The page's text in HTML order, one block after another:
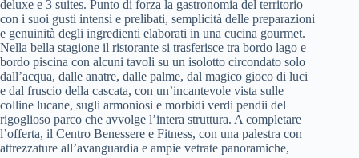
deluxe e 3 suites. Punto di forza la gastronomia del territorio
con i suoi gusti intensi e prelibati, semplicità delle preparazioni
e genuinità degli ingredienti elaborati in una cucina gourmet.
Nella bella stagione il ristorante si trasferisce tra bordo lago e
bordo piscina con alcuni tavoli su un isolotto circondato solo
dall’acqua, dalle anatre, dalle palme, dal magico gioco di luci
e dal fruscio della cascata, con un’incantevole vista sulle
colline lucane, sugli armoniosi e morbidi verdi pendii del
rigoglioso parco che avvolge l’intera struttura. A completare
l’offerta, il Centro Benessere e Fitness, con una palestra con
attrezzature all’avanguardia e ampie vetrate panoramiche,